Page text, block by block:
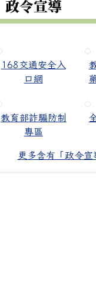
政令宣導
168交通安全入
口網
教育部詐騙防制
專區
更多含有「政令